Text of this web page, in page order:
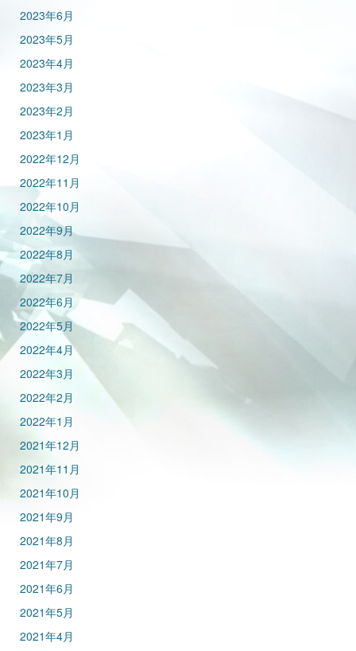
2023年6月
2023年5月
2023年4月
2023年3月
2023年2月
2023年1月
2022年12月
2022年11月
2022年10月
2022年9月
2022年8月
2022年7月
2022年6月
2022年5月
2022年4月
2022年3月
2022年2月
2022年1月
2021年12月
2021年11月
2021年10月
2021年9月
2021年8月
2021年7月
2021年6月
2021年5月
2021年4月